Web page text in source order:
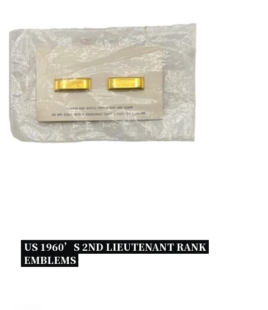
US 1960’S 2ND LIEUTENANT RANK
EMBLEMS